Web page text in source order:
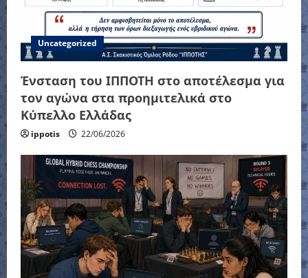
Uncategorized
Ένσταση του ΙΠΠΟΤΗ στο αποτέλεσμα για
τον αγώνα στα προημιτελικά στο
Κύπελλο Ελλάδας
ippotis 22/06/2026